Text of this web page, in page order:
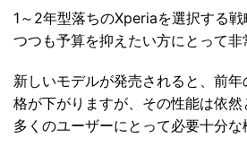
1～2年型落ちのXperiaを選択する
つつも予算を抑えたい方にとって非
新しいモデルが発売されると、前
格が下がりますが、その性能は依然
多くのユーザーにとって必要十分な